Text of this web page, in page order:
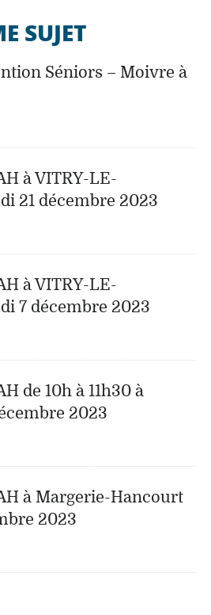
SUJET
Séniors – Moivre à
à VITRY-LE-
21 décembre 2023
à VITRY-LE-
7 décembre 2023
de 10h à 11h30 à
2023
à Margerie-Hancourt
2023